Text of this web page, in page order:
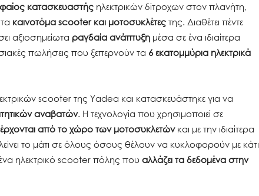
κατασκευαστής ηλεκτρικών δίτροχων στον πλανήτη,
καινοτόμα scooter και μοτοσυκλέτες της. Διαθέτει πέντε
αξιοσημείωτα ραγδαία ανάπτυξη μέσα σε ένα ιδιαίτερα
πωλήσεις που ξεπερνούν τα 6 εκατομμύρια ηλεκτρικά
scooter της Yadea και κατασκευάστηκε για να
αναβατών. Η τεχνολογία που χρησιμοποιεί σε
από το χώρο των μοτοσυκλετώνκαι με την ιδιαίτερα
το μάτι σε όλους όσους θέλουν να κυκλοφορούν με κάτι
ηλεκτρικό scooter πόλης που αλλάζει τα δεδομένα στην